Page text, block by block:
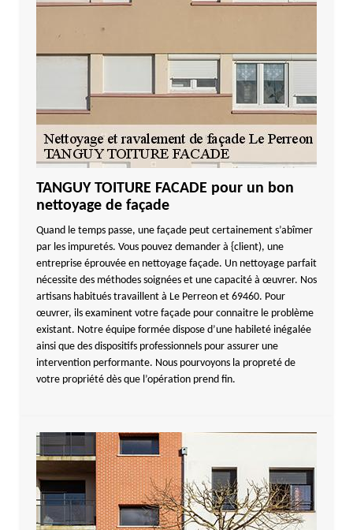
TANGUY TOITURE FACADE pour un bon
nettoyage de façade
Quand le temps passe, une façade peut certainement s’abîmer
par les impuretés. Vous pouvez demander à {client), une
entreprise éprouvée en nettoyage façade. Un nettoyage parfait
nécessite des méthodes soignées et une capacité à œuvrer. Nos
artisans habitués travaillent à Le Perreon et 69460. Pour
œuvrer, ils examinent votre façade pour connaitre le problème
existant. Notre équipe formée dispose d’une habileté inégalée
ainsi que des dispositifs professionnels pour assurer une
intervention performante. Nous pourvoyons la propreté de
votre propriété dès que l’opération prend fin.